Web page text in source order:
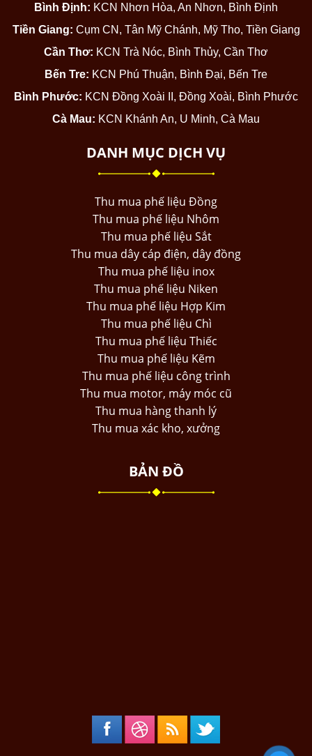
Bình Định: KCN Nhơn Hòa, An Nhơn, Bình Định
Tiền Giang: Cụm CN, Tân Mỹ Chánh, Mỹ Tho, Tiền Giang
Cần Thơ: KCN Trà Nóc, Bình Thủy, Cần Thơ
Bến Tre: KCN Phú Thuận, Bình Đại, Bến Tre
Bình Phước: KCN Đồng Xoài II, Đồng Xoài, Bình Phước
Cà Mau: KCN Khánh An, U Minh, Cà Mau
DANH MỤC DỊCH VỤ
Thu mua phế liệu Đồng
Thu mua phế liệu Nhôm
Thu mua phế liệu Sắt
Thu mua dây cáp điện, dây đồng
Thu mua phế liệu inox
Thu mua phế liệu Niken
Thu mua phế liệu Hợp Kim
Thu mua phế liệu Chì
Thu mua phế liệu Thiếc
Thu mua phế liệu Kẽm
Thu mua phế liệu công trình
Thu mua motor, máy móc cũ
Thu mua hàng thanh lý
Thu mua xác kho, xưởng
BẢN ĐỒ